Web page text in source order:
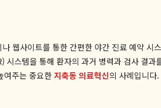
웹사이트를 통한 간편한 야간 진료 예약 시
스템을 통해 환자의 과거 병력과 검사 결
여주는 중요한 지축동 의료혁신의 사례입니다.